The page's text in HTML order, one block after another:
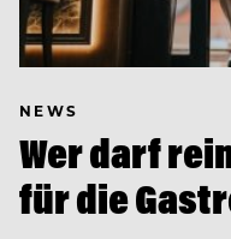
NEWS
Wer darf
für die